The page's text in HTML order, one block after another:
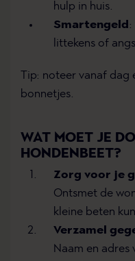
hulp in huis.
Smartengeld
littekens of
Tip: noteer vanaf dag
bonnetjes.
WAT MOET JE
HONDENBEET?
Zorg voor je
Ontsmet de
kleine beten
Verzamel
Naam en adres